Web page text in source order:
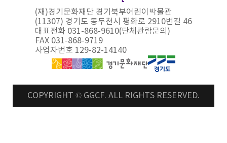
(재)경기문화재단 경기북부어린이박물관
(11307) 경기도 동두천시 평화로 2910번길 46
대표전화 031-868-9610(단체관람문의)
FAX 031-868-9719
사업자번호 129-82-14140
COPYRIGHT © GGCF. ALL RIGHTS RESERVED.